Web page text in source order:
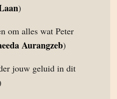
)
om alles wat Peter
Aurangzeb)
jouw geluid in dit